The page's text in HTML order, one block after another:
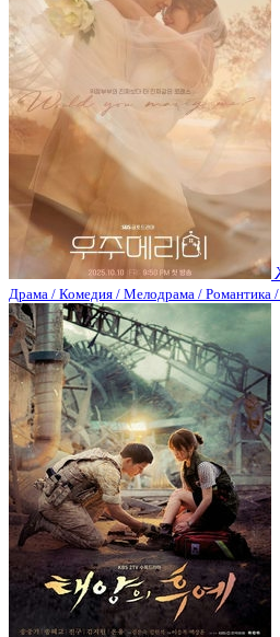
Драма / Комедия / Мелодрама / Романтика